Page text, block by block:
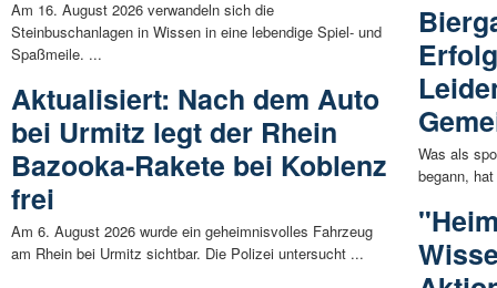
Am 16. August 2026 verwandeln sich die
Steinbuschanlagen in Wissen in eine lebendige Spiel- und
Spaßmeile. ...
Aktualisiert: Nach dem Auto
bei Urmitz legt der Rhein
Bazooka-Rakete bei Koblenz
frei
Am 6. August 2026 wurde ein geheimnisvolles Fahrzeug
am Rhein bei Urmitz sichtbar. Die Polizei untersucht ...
Was als
begann,